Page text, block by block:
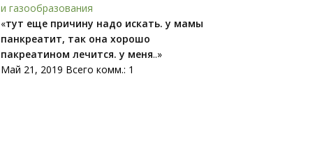
и газообразования
«тут еще причину надо искать. у мамы
панкреатит, так она хорошо
пакреатином лечится. у меня..»
Май 21, 2019 Всего комм.: 1